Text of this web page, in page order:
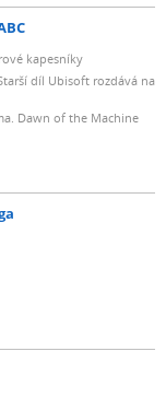
kapesníky
díl Ubisoft rozdává na
Dawn of the Machine